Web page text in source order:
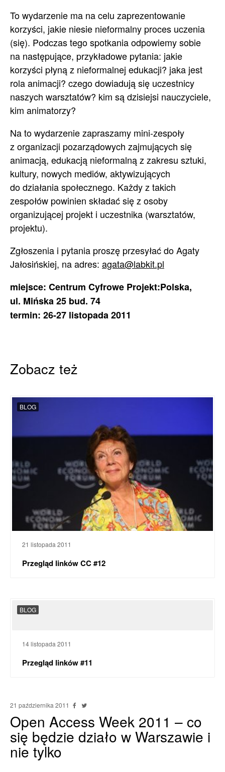
To wydarzenie ma na celu zaprezentowanie
korzyści, jakie niesie nieformalny proces uczenia
(się). Podczas tego spotkania odpowiemy sobie
na następujące, przykładowe pytania: jakie
korzyści płyną z nieformalnej edukacji? jaka jest
rola animacji? czego dowiadują się uczestnicy
naszych warsztatów? kim są dzisiejsi nauczyciele,
kim animatorzy?
Na to wydarzenie zapraszamy mini-zespoły
z organizacji pozarządowych zajmujących się
animacją, edukacją nieformalną z zakresu sztuki,
kultury, nowych mediów, aktywizujących
do działania społecznego. Każdy z takich
zespołów powinien składać się z osoby
organizującej projekt i uczestnika (warsztatów,
projektu).
Zgłoszenia i pytania proszę przesyłać do Agaty
Jałosińskiej, na adres: agata@labkit.pl
miejsce: Centrum Cyfrowe Projekt:Polska,
ul. Mińska 25 bud. 74
termin: 26-27 listopada 2011
Zobacz też
BLOG
21 listopada 2011
Przegląd linków CC #12
BLOG
14 listopada 2011
Przegląd linków #11
21 października 2011
Open Access Week 2011 – co
się będzie działo w Warszawie i
nie tylko